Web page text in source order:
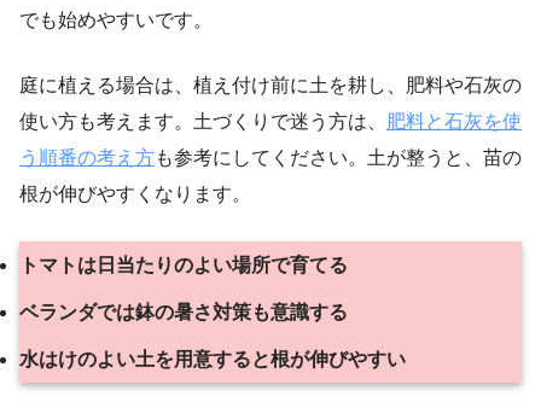
でも始めやすいです。
庭に植える場合は、植え付け前に土を耕し、肥料や石灰の
使い方も考えます。土づくりで迷う方は、
肥料と石灰を使
う順番の考え方も参考にしてください。土が整うと、苗の
根が伸びやすくなります。
トマトは日当たりのよい場所で育てる
ベランダでは鉢の暑さ対策も意識する
水はけのよい土を用意すると根が伸びやすい